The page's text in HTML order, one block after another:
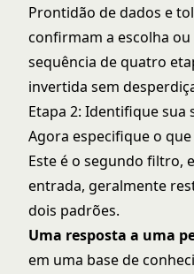
Prontidão de dados e
confirmam a escolha ou
sequência de quatro
invertida sem
Etapa 2: Identifique sua
Agora especifique o
Este é o segundo filtro,
entrada, geralmente
dois padrões.
Uma resposta a uma
em uma base de